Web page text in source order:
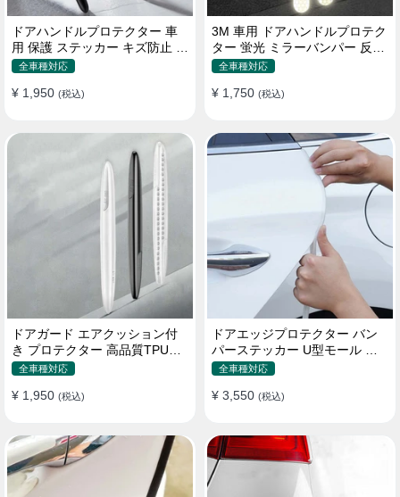
ドアハンドルプロテクター 車
用 保護 ステッカー キズ防止 高
品質TPU製 4枚セット
全車種対応
¥ 1,950 (税込)
3M 車用 ドアハンドルプロテク
ター 蛍光 ミラーバンパー 反射
ステッカー 保護フィルム
全車種対応
¥ 1,750 (税込)
ドアガード エアクッション付
き プロテクター 高品質TPU製
キズ防止 取り付け簡単
全車種対応
¥ 1,950 (税込)
ドアエッジプロテクター バン
パーステッカー U型モール キ
ズ防止 取り付け簡単 騒音低減
全車種対応
¥ 3,550 (税込)